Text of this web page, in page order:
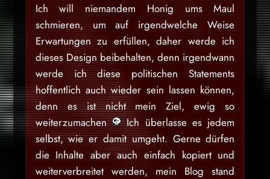
Ich will niemandem Honig ums Maul
schmieren, um auf irgendwelche Weise
Erwartungen zu erfüllen, daher werde ich
dieses Design beibehalten, denn irgendwann
werde ich diese politischen Statements
hoffentlich auch wieder sein lassen können,
denn es ist nicht mein Ziel, ewig so
weiterzumachen
Ich überlasse es jedem
selbst, wie er damit umgeht. Gerne dürfen
die Inhalte aber auch einfach kopiert und
weiterverbreitet werden, mein Blog stand